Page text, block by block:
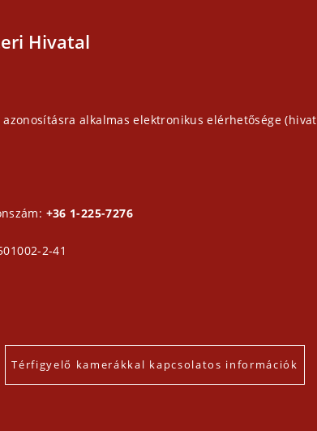
Hivatal
alkalmas elektronikus elérhetősége
+36 1-225-7276
2-41
Térfigyelő kamerákkal kapcsolatos információk